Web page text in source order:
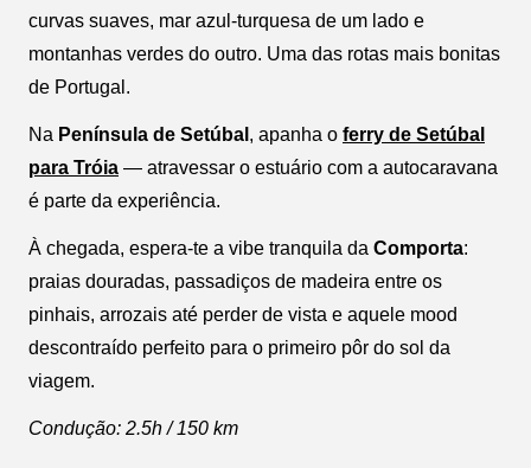
curvas suaves, mar azul-turquesa de um lado e
montanhas verdes do outro. Uma das rotas mais bonitas
de Portugal.
Na Península de Setúbal , apanha o ferry de Setúbal
para Tróia — atravessar o estuário com a autocaravana
é parte da experiência.
À chegada, espera-te a vibe tranquila da Comporta:
praias douradas, passadiços de madeira entre os
pinhais, arrozais até perder de vista e aquele mood
descontraído perfeito para o primeiro pôr do sol da
viagem.
Condução: 2.5h / 150 km